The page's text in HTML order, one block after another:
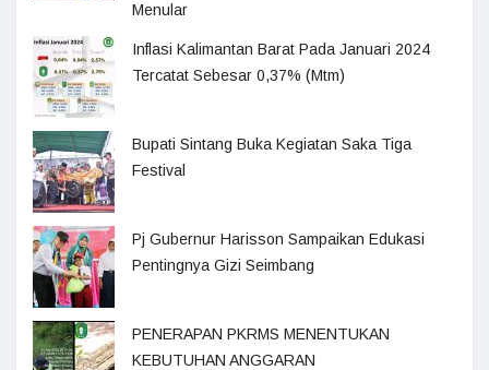
Menular
Inflasi Kalimantan Barat Pada Januari 2024
Tercatat Sebesar 0,37% (Mtm)
Bupati Sintang Buka Kegiatan Saka Tiga
Festival
Pj Gubernur Harisson Sampaikan Edukasi
Pentingnya Gizi Seimbang
PENERAPAN PKRMS MENENTUKAN
KEBUTUHAN ANGGARAN